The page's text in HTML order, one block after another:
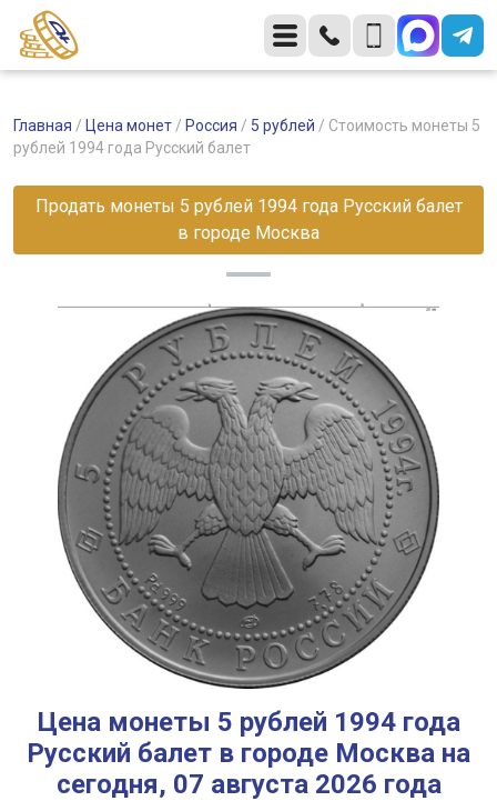
Главная / Цена монет / Россия / 5 рублей / Стоимость монеты 5
рублей 1994 года Русский балет
Продать монеты 5 рублей 1994 года Русский балет
в городе Москва
Цена монеты 5 рублей 1994 года
Русский балет в городе Москва на
сегодня, 07 августа 2026 года